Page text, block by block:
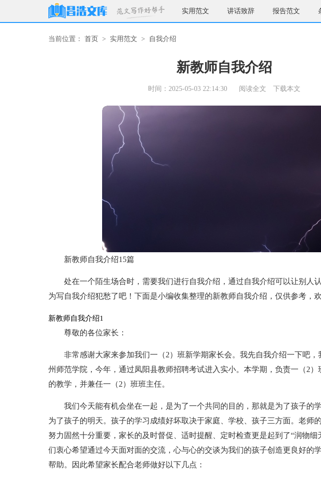
实用范文 讲话致辞 报告范文
当前位置： 首页 > 实用范文 > 自我介绍
新教师自我介绍
时间：2025-05-03 22:14:30 阅读全文 下载本文
新教师自我介绍15篇
处在一个陌生场合时，需要我们进行自我介绍，通过自我介绍可以让别人
为写自我介绍犯愁了吧！下面是小编收集整理的新教师自我介绍，仅供参考，欢
新教师自我介绍1
尊敬的各位家长：
非常感谢大家来参加我们一（2）班新学期家长会。我先自我介绍一下吧，
州师范学院，今年，通过凤阳县教师招聘考试进入实小。本学期，负责一（2）
的教学，并兼任一（2）班班主任。
我们今天能有机会坐在一起，是为了一个共同的目的，那就是为了孩子的
为了孩子的明天。孩子的学习成绩好坏取决于家庭、学校、孩子三方面。老师
努力固然十分重要，家长的及时督促、适时提醒、定时检查更是起到了“润物细
们衷心希望通过今天面对面的交流，心与心的交谈为我们的孩子创造更良好的
帮助。因此希望家长配合老师做好以下几点：